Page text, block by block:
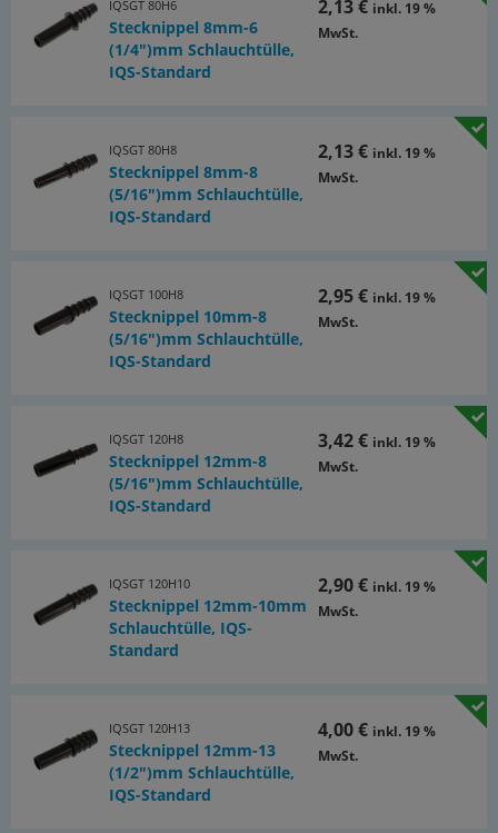
IQSGT 80H6
Stecknippel 8mm-6
(1/4")mm Schlauchtülle,
IQS-Standard
2,13 € inkl. 19 %
MwSt.
IQSGT 80H8
Stecknippel 8mm-8
(5/16")mm Schlauchtülle,
IQS-Standard
2,13 € inkl. 19 %
MwSt.
IQSGT 100H8
Stecknippel 10mm-8
(5/16")mm Schlauchtülle,
IQS-Standard
2,95 € inkl. 19 %
MwSt.
IQSGT 120H8
Stecknippel 12mm-8
(5/16")mm Schlauchtülle,
IQS-Standard
3,42 € inkl. 19 %
MwSt.
IQSGT 120H10
Stecknippel 12mm-10mm
Schlauchtülle, IQS-
Standard
2,90 € inkl. 19 %
MwSt.
IQSGT 120H13
Stecknippel 12mm-13
(1/2")mm Schlauchtülle,
IQS-Standard
4,00 € inkl. 19 %
MwSt.